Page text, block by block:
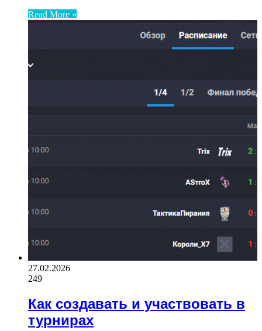
Read More »
27.02.2026
249
Как создавать и участвовать в
турнирах